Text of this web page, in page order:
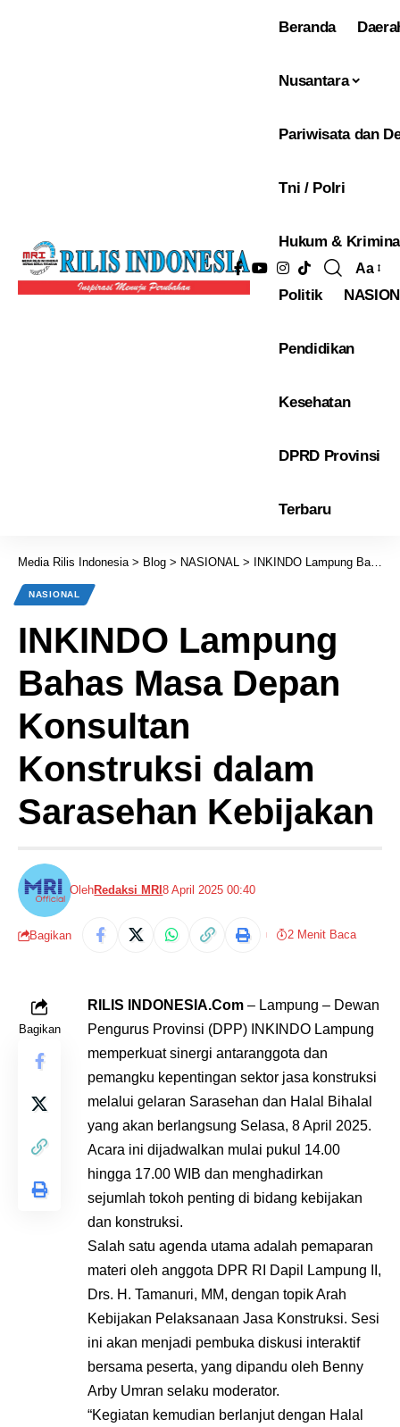
Beranda
Nusantara
Pariwisata dan
Tni / Polri
Hukum &
Politik
Pendidikan
Kesehatan
DPRD Provinsi
Terbaru
Ukuran
Aa
Media Rilis Indonesia> Blog > NASIONAL > INKINDO Lampung Bahas Masa Depan Konsultan Konstruksi dalam Sarasehan Kebijakan
NASIONAL
INKINDO Lampung
Bahas Masa Depan
Konsultan
Konstruksi dalam
Sarasehan Kebijakan
OlehRedaksi MRI8 April 2025 00:40
Bagikan 2 Menit Baca
Bagikan
RILIS INDONESIA.Com – Lampung – Dewan
Pengurus Provinsi (DPP) INKINDO Lampung
memperkuat sinergi antaranggota dan
pemangku kepentingan sektor jasa konstruksi
melalui gelaran Sarasehan dan Halal Bihalal
yang akan berlangsung Selasa, 8 April 2025.
Acara ini dijadwalkan mulai pukul 14.00
hingga 17.00 WIB dan menghadirkan
sejumlah tokoh penting di bidang kebijakan
dan konstruksi.
Salah satu agenda utama adalah pemaparan
materi oleh anggota DPR RI Dapil Lampung II,
Drs. H. Tamanuri, MM, dengan topik Arah
Kebijakan Pelaksanaan Jasa Konstruksi. Sesi
ini akan menjadi pembuka diskusi interaktif
bersama peserta, yang dipandu oleh Benny
Arby Umran selaku moderator.
“Kegiatan kemudian berlanjut dengan Halal